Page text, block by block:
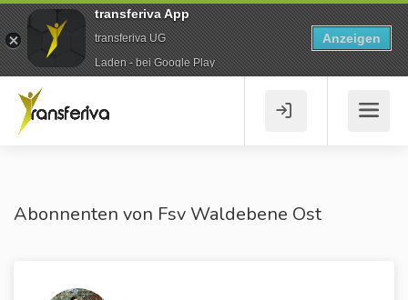
Abonnenten von Fsv Waldebene Ost
transferiva App
transferiva UG
Laden - bei Google Play
Anzeigen